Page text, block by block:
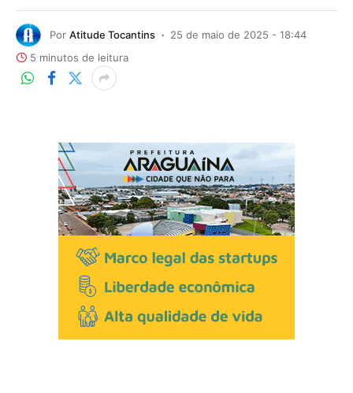
Por Atitude Tocantins
25 de maio de 2025 - 18:44
5 minutos de leitura